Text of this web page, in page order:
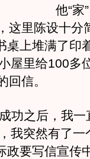
他“家
这里陈设十分
桌上堆满了印
屋里给100多
信。
之后，我一
我突然有了一
政要写信宣传